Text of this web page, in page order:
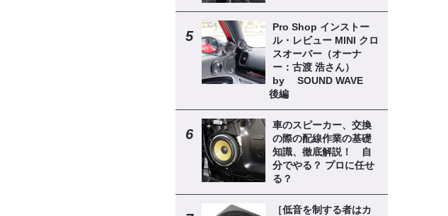
Pro Shop インストー
ル・レビュー MINI クロ
スオーバー（オーナ
ー：古渡 浩さん）
by SOUND WAVE
後編
車のスピーカー、交換
の際の配線作業の基礎
知識、徹底解説！ 自
分でやる？ プロに任せ
る？
［低音を制する者はカ